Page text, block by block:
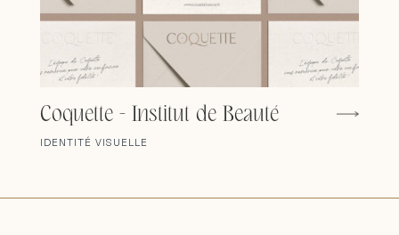
Coquette - Institut de Beauté
IDENTITÉ VISUELLE